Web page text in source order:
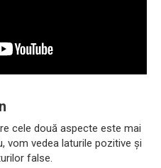
cele două aspecte este mai
vom vedea laturile pozitive și
false.